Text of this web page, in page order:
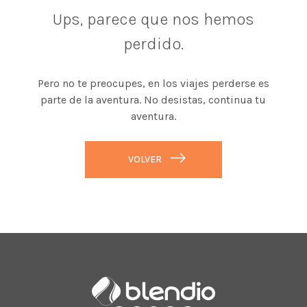
Ups, parece que nos hemos
perdido.
Pero no te preocupes, en los viajes perderse es
parte de la aventura. No desistas, continua tu
aventura.
VOLVER